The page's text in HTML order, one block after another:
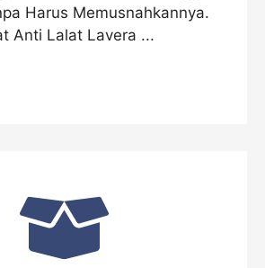
Harus Memusnahkannya.
Anti Lalat Lavera ...